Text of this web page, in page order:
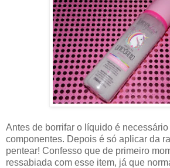
Antes de borrifar o líquido é
componentes. Depois é só aplicar da
pentear! Confesso que de primeiro
ressabiada com esse item, já que